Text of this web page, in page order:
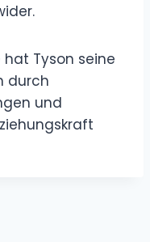
Tyson seine
durch
und